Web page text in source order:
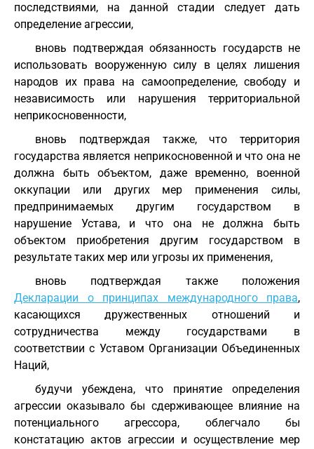
последствиями, на данной стадии следует дать
определение агрессии,
вновь подтверждая обязанность государств не
использовать вооруженную силу в целях лишения
народов их права на самоопределение, свободу и
независимость или нарушения территориальной
неприкосновенности,
вновь подтверждая также, что территория
государства является неприкосновенной и что она не
должна быть объектом, даже временно, военной
оккупации или других мер применения силы,
предпринимаемых другим государством в
нарушение Устава, и что она не должна быть
объектом приобретения другим государством в
результате таких мер или угрозы их применения,
вновь подтверждая также положения
Декларации о принципах международного права,
касающихся дружественных отношений и
сотрудничества между государствами в
соответствии с Уставом Организации Объединенных
Наций,
будучи убеждена, что принятие определения
агрессии оказывало бы сдерживающее влияние на
потенциального агрессора, облегчало бы
констатацию актов агрессии и осуществление мер